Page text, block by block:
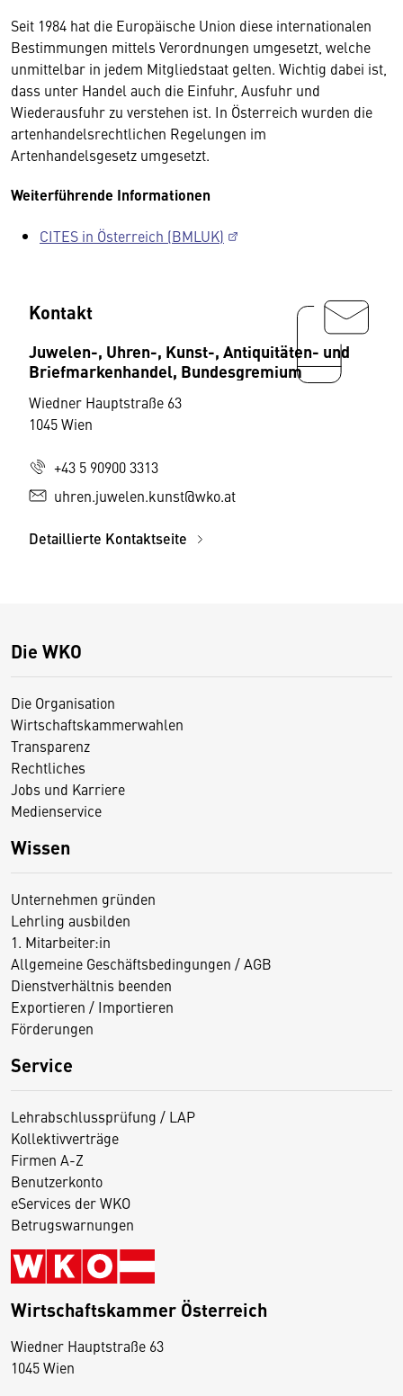
Seit 1984 hat die Europäische Union diese internationalen
Bestimmungen mittels Verordnungen umgesetzt, welche
unmittelbar in jedem Mitgliedstaat gelten. Wichtig dabei ist,
dass unter Handel auch die Einfuhr, Ausfuhr und
Wiederausfuhr zu verstehen ist. In Österreich wurden die
artenhandelsrechtlichen Regelungen im
Artenhandelsgesetz umgesetzt.
Weiterführende Informationen
CITES in Österreich (BMLUK)
Kontakt
Juwelen-, Uhren-, Kunst-, Antiquitäten- und
Briefmarkenhandel, Bundesgremium
Wiedner Hauptstraße 63
1045 Wien
+43 5 90900 3313
uhren.juwelen.kunst@wko.at
Detaillierte Kontaktseite
Die WKO
Die Organisation
Wirtschaftskammerwahlen
Transparenz
Rechtliches
Jobs und Karriere
Medienservice
Wissen
Unternehmen gründen
Lehrling ausbilden
1. Mitarbeiter:in
Allgemeine Geschäftsbedingungen / AGB
Dienstverhältnis beenden
Exportieren / Importieren
Förderungen
Service
Lehrabschlussprüfung / LAP
Kollektivverträge
Firmen A-Z
Benutzerkonto
eServices der WKO
Betrugswarnungen
Wirtschaftskammer Österreich
Wiedner Hauptstraße 63
1045 Wien
D